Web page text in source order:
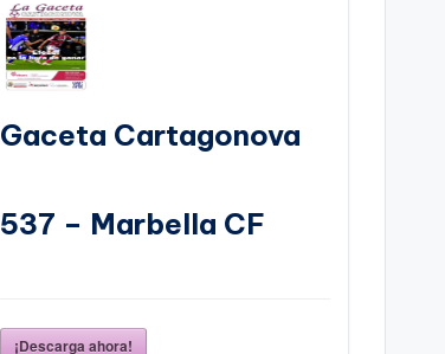
Gaceta Cartagonova
537 – Marbella CF
¡Descarga ahora!